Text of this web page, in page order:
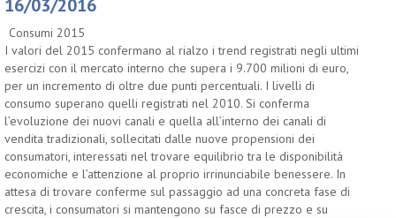
16/03/2016
Consumi 2015
I valori del 2015 confermano al rialzo i trend registrati negli ultimi
esercizi con il mercato interno che supera i 9.700 milioni di euro,
per un incremento di oltre due punti percentuali. I livelli di
consumo superano quelli registrati nel 2010. Si conferma
l’evoluzione dei nuovi canali e quella all’interno dei canali di
vendita tradizionali, sollecitati dalle nuove propensioni dei
consumatori, interessati nel trovare equilibrio tra le disponibilità
economiche e l’attenzione al proprio irrinunciabile benessere. In
attesa di trovare conferme sul passaggio ad una concreta fase di
crescita, i consumatori si mantengono su fasce di prezzo e su